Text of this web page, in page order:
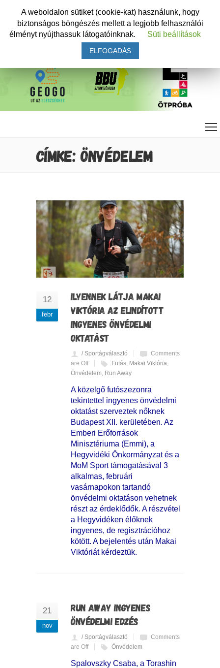
CÍMKE: ÖNVÉDELEM
12
febr
ILYENNEK LÁTJA MAKAI
VIKTÓRIA AZ ELINDÍTOTT
INGYENES ÖNVÉDELMI
OKTATÁST
/ Sportágválasztó
Comments
are Off
Futás Makai Viktória
Önvédelem Run Away
A közelgő futószezonra
tekintettel ingyenes önvédelmi
oktatást szerveztek nőknek
Budapest XII. kerületében. Az
Emberi Erőforrások
Minisztériuma (Emmi), a
Hegyvidéki Önkormányzat és a
MoM Sport támogatásával 3
alkalmas, februári
vasárnapokon tartandó
önvédelmi oktatáson vehetnek
részt az érdeklődők. A részvétel
a Hegyvidéken élőknek
ingyenes, de regisztrációhoz
kötött. A bejelentés után Makai
Viktóriát kérdeztük.
21
nov
RUN AWAY INGYENES
ÖNVÉDELMI EDZÉS
/ Sportágválasztó
Comments
are Off
Önvédelem
Spalovszky Csaba, a Torashin
A weboldalon sütiket (cookie-kat) használunk, hogy
biztonságos böngészés mellett a legjobb felhasználói
élményt nyújthassuk látogatóinknak.
Süti beállítások
ELFOGADÁS